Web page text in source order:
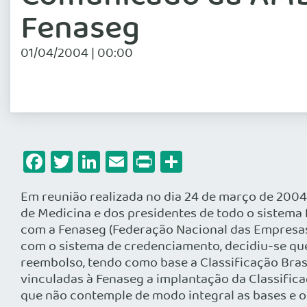
Fenaseg
01/04/2004 | 00:00
Facebook
Twitter
LinkedIn
Email
Print
Em reunião realizada no dia 24 de março de
de Medicina e dos presidentes de todo o
com a Fenaseg (Federação Nacional das
com o sistema de credenciamento, decidiu-se
reembolso, tendo como base a Classificação
vinculadas à Fenaseg a implantação da
que não contemple de modo integral as bases e